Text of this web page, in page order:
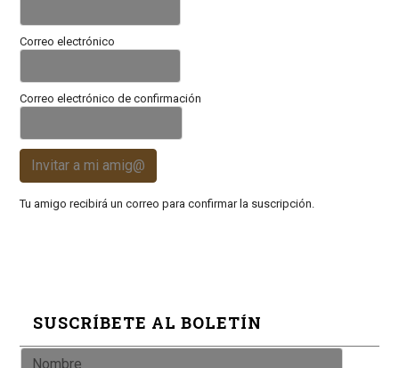
Correo electrónico
Correo electrónico de confirmación
Invitar a mi amig@
Tu amigo recibirá un correo para confirmar la suscripción.
SUSCRÍBETE AL BOLETÍN